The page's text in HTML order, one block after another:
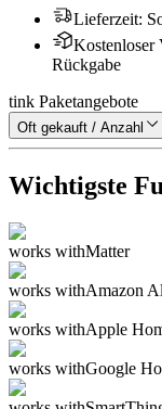
Lieferzeit:
Kostenloser
Rückgabe
tink Paketangebote
Oft gekauft / Anzahl
Wichtigste
works withMatter
works withAmazon
works withApple
works withGoogle